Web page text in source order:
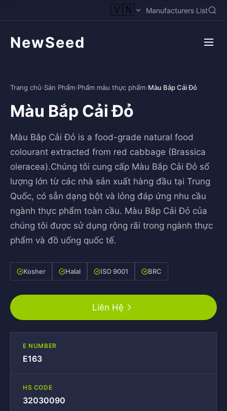
🇻🇳 Manufacturers List
NewSeed
Trang chủ›Sản Phẩm›Phẩm màu thực phẩm›Màu Bắp Cải Đỏ
Màu Bắp Cải Đỏ
Màu Bắp Cải Đỏ is a food-grade natural food
colourant extracted from red cabbage (Brassica
oleracea).Chúng tôi cung cấp Màu Bắp Cải Đỏ số
lượng lớn từ các nhà sản xuất hàng đầu tại Trung
Quốc, có sẵn dạng bột và lỏng đáp ứng nhu cầu
ngành thực phẩm toàn cầu. Màu Bắp Cải Đỏ của
chúng tôi được sử dụng rộng rãi trong ngành thực
phẩm và đồ uống quốc tế.
Kosher Halal ISO 9001 BRC
Liên Hệ
E NUMBER
E163
HS CODE
32030090